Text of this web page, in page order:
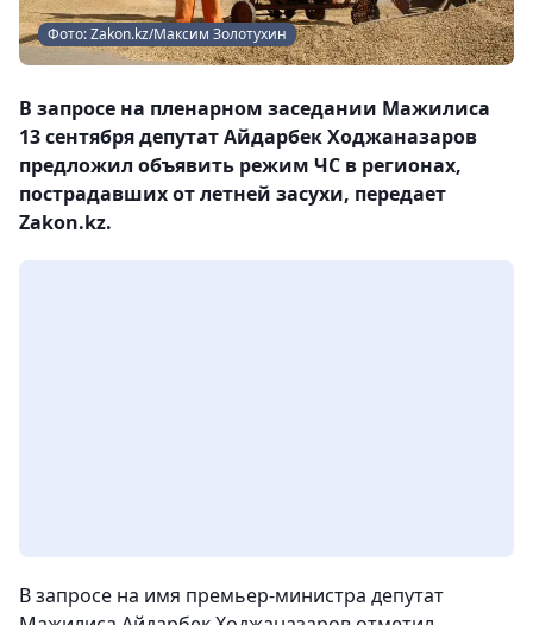
Фото: Zakon.kz/Максим Золотухин
В запросе на пленарном заседании Мажилиса
13 сентября депутат Айдарбек Ходжаназаров
предложил объявить режим ЧС в регионах,
пострадавших от летней засухи, передает
Zakon.kz.
В запросе на имя премьер-министра депутат